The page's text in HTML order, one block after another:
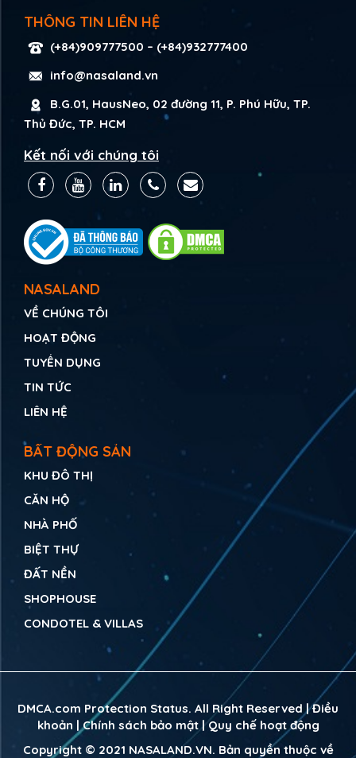
THÔNG TIN LIÊN HỆ
(+84)909777500 – (+84)932777400
info@nasaland.vn
B.G.01, HausNeo, 02 đường 11, P. Phú Hữu, TP.
Thủ Đức, TP. HCM
Kết nối với chúng tôi
NASALAND
VỀ CHÚNG TÔI
HOẠT ĐỘNG
TUYỂN DỤNG
TIN TỨC
LIÊN HỆ
BẤT ĐỘNG SẢN
KHU ĐÔ THỊ
CĂN HỘ
NHÀ PHỐ
BIỆT THỰ
ĐẤT NỀN
SHOPHOUSE
CONDOTEL & VILLAS
DMCA.com Protection Status. All Right Reserved |Điều
khoản |Chính sách bảo mật|Quy chế hoạt động
Copyright © 2021 NASALAND.VN. Bản quyền thuộc về